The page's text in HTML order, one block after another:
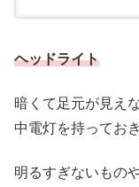
ヘッドライト
暗くて足元が見え
中電灯を持ってお
明るすぎないもの